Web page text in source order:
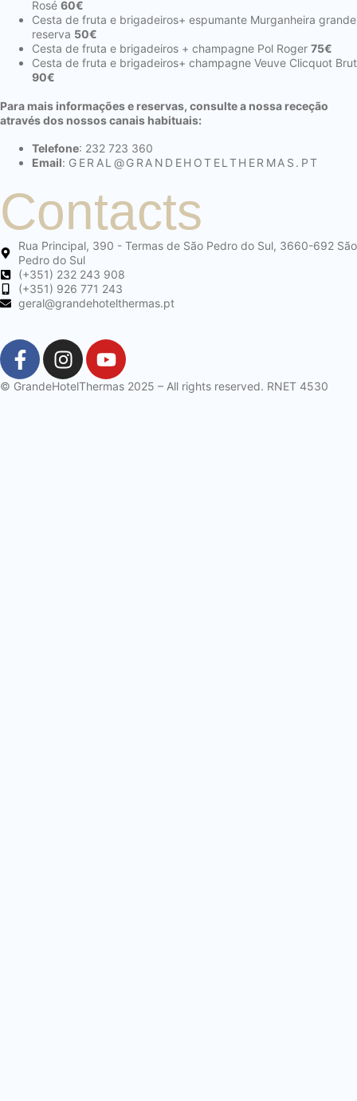
Rosé 60€
Cesta de fruta e brigadeiros+ espumante Murganheira grande
reserva 50€
Cesta de fruta e brigadeiros + champagne Pol Roger 75€
Cesta de fruta e brigadeiros+ champagne Veuve Clicquot Brut
90€
Para mais informações e reservas, consulte a nossa receção
através dos nossos canais habituais:
Telefone: 232 723 360
Email: GERAL@GRANDEHOTELTHERMAS.PT
Contacts
Rua Principal, 390 - Termas de São Pedro do Sul, 3660-692 São
Pedro do Sul
(+351) 232 243 908
(+351) 926 771 243
geral@grandehotelthermas.pt
© GrandeHotelThermas 2025 – All rights reserved. RNET 4530